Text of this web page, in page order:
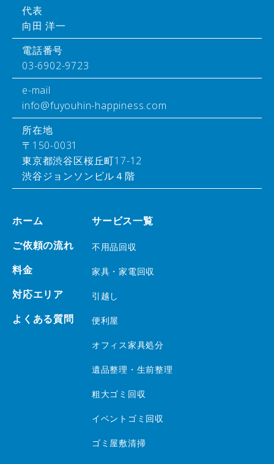
代表
向田 洋一
電話番号
03-6902-9723
e-mail
info@fuyouhin-happiness.com
所在地
〒150-0031
東京都渋谷区桜丘町17-12
渋谷ジョンソンビル４階
ホーム
ご依頼の流れ
料金
対応エリア
よくある質問
サービス一覧
不用品回収
家具・家電回収
引越し
便利屋
オフィス家具処分
遺品整理・生前整理
粗大ゴミ回収
イベントゴミ回収
ゴミ屋敷清掃